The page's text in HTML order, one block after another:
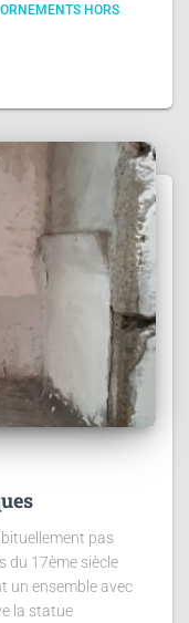
ORNEMENTS HORS
pas
du 17ème siècle
un ensemble avec
la statue